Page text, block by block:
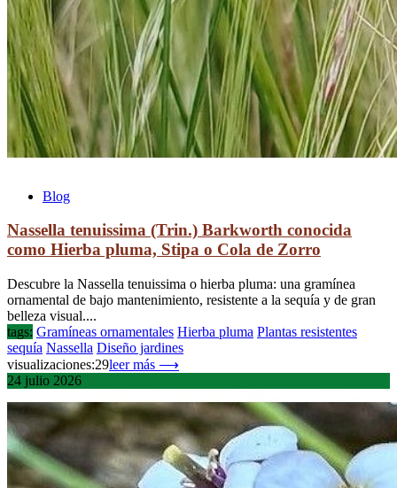
Blog
Nassella tenuissima (Trin.) Barkworth conocida
como Hierba pluma, Stipa o Cola de Zorro
Descubre la Nassella tenuissima o hierba pluma: una gramínea
ornamental de bajo mantenimiento, resistente a la sequía y de gran
belleza visual....
tags: Gramíneas ornamentales Hierba pluma Plantas resistentes
sequía Nassella Diseño jardines
visualizaciones:29leer más ⟶
24 julio 2026